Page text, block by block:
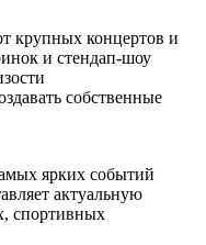
крупных концертов и
и стендап-шоу
собственные
ярких событий
актуальную
спортивных